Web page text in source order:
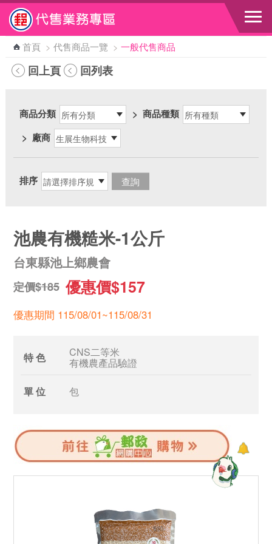
跳到主要內容區塊
首頁 > 代售商品一覽 > 一般代售商品
回上頁 回列表
商品分類 > 商品種類
> 廠商
排序
池農有機糙米-1公斤
台東縣池上鄉農會
定價$185 優惠價$157
優惠期間 115/08/01~115/08/31
特 色 CNS二等米
有機農產品驗證
單 位 包